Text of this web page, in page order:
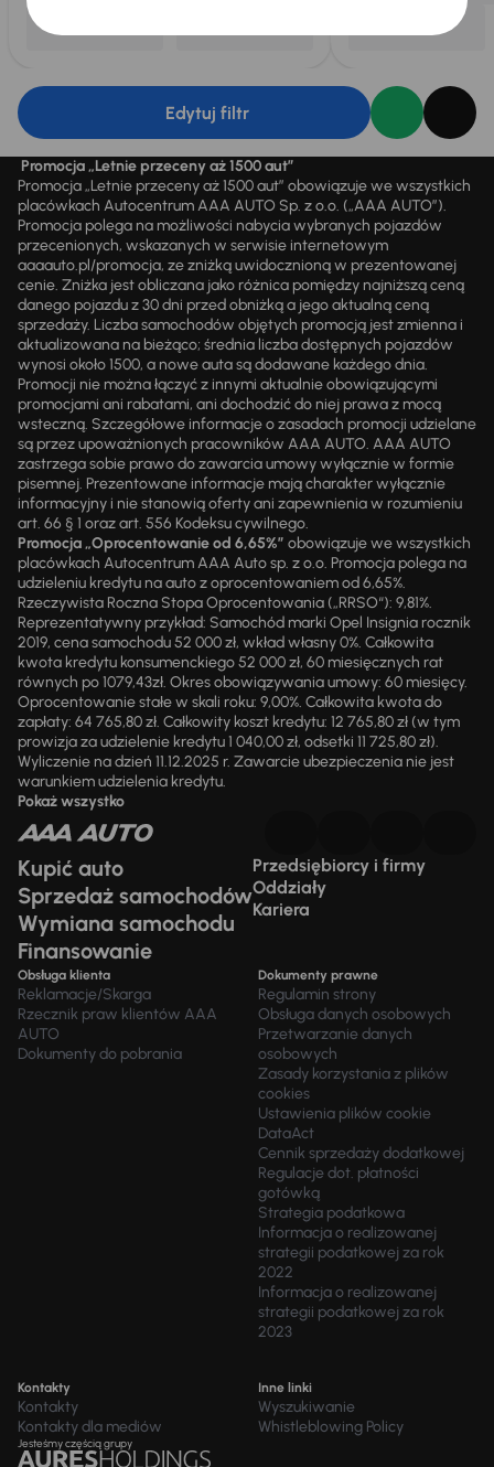
Edytuj filtr
Promocja „Letnie przeceny aż 1500 aut”
Promocja „Letnie przeceny aż 1500 aut” obowiązuje we wszystkich
placówkach Autocentrum AAA AUTO Sp. z o.o. („AAA AUTO”).
Promocja polega na możliwości nabycia wybranych pojazdów
przecenionych, wskazanych w serwisie internetowym
aaaauto.pl/promocja, ze zniżką uwidocznioną w prezentowanej
cenie. Zniżka jest obliczana jako różnica pomiędzy najniższą ceną
danego pojazdu z 30 dni przed obniżką a jego aktualną ceną
sprzedaży. Liczba samochodów objętych promocją jest zmienna i
aktualizowana na bieżąco; średnia liczba dostępnych pojazdów
wynosi około 1500, a nowe auta są dodawane każdego dnia.
Promocji nie można łączyć z innymi aktualnie obowiązującymi
promocjami ani rabatami, ani dochodzić do niej prawa z mocą
wsteczną. Szczegółowe informacje o zasadach promocji udzielane
są przez upoważnionych pracowników AAA AUTO. AAA AUTO
zastrzega sobie prawo do zawarcia umowy wyłącznie w formie
pisemnej. Prezentowane informacje mają charakter wyłącznie
informacyjny i nie stanowią oferty ani zapewnienia w rozumieniu
art. 66 § 1 oraz art. 556 Kodeksu cywilnego.
Promocja „Oprocentowanie od 6,65%” obowiązuje we wszystkich
placówkach Autocentrum AAA Auto sp. z o.o. Promocja polega na
udzieleniu kredytu na auto z oprocentowaniem od 6,65%.
Rzeczywista Roczna Stopa Oprocentowania („RRSO“): 9,81%.
Reprezentatywny przykład: Samochód marki Opel Insignia rocznik
2019, cena samochodu 52 000 zł, wkład własny 0%. Całkowita
kwota kredytu konsumenckiego 52 000 zł, 60 miesięcznych rat
równych po 1079,43zł. Okres obowiązywania umowy: 60 miesięcy.
Oprocentowanie stałe w skali roku: 9,00%. Całkowita kwota do
zapłaty: 64 765,80 zł. Całkowity koszt kredytu: 12 765,80 zł (w tym
prowizja za udzielenie kredytu 1 040,00 zł, odsetki 11 725,80 zł).
Wyliczenie na dzień 11.12.2025 r. Zawarcie ubezpieczenia nie jest
warunkiem udzielenia kredytu.
Pokaż wszystko
Kupić auto
Sprzedaż samochodów
Wymiana samochodu
Finansowanie
Przedsiębiorcy i firmy
Oddziały
Kariera
Obsługa klienta
Reklamacje/Skarga
Rzecznik praw klientów AAA
AUTO
Dokumenty do pobrania
Dokumenty prawne
Regulamin strony
Obsługa danych osobowych
Przetwarzanie danych
osobowych
Zasady korzystania z plików
cookies
Ustawienia plików cookie
DataAct
Cennik sprzedaży dodatkowej
Regulacje dot. płatności
gotówką
Strategia podatkowa
Informacja o realizowanej
strategii podatkowej za rok
2022
Informacja o realizowanej
strategii podatkowej za rok
2023
Kontakty
Kontakty
Kontakty dla mediów
Inne linki
Wyszukiwanie
Whistleblowing Policy
Jesteśmy częścią grupy